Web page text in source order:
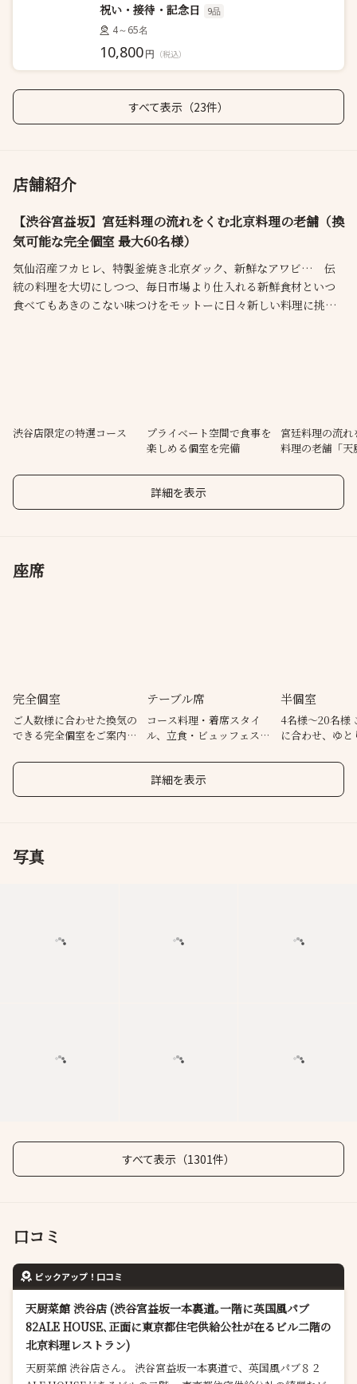
祝い・接待・記念日
9品
4～65名
10,800円 （税込）
すべて表示（23件）
店舗紹介
【渋谷宮益坂】宮廷料理の流れをくむ北京料理の老舗（換
気可能な完全個室 最大60名様）
気仙沼産フカヒレ、特製釜焼き北京ダック、新鮮なアワビ… 伝
統の料理を大切にしつつ、毎日市場より仕入れる新鮮食材といつ
食べてもあきのこない味つけをモットーに日々新しい料理に挑ん
渋谷店限定の特選コース
プライベート空間で食事を
楽しめる個室を完備
宮廷料理の流れ
料理の老舗「天
詳細を表示
座席
完全個室
ご人数様に合わせた換気の
できる完全個室をご案内致
テーブル席
コース料理・着席スタイ
ル、立食・ビュッフェスタ
ルで
半個室
4名様～20名様 ご利用人数
に合わせ、ゆ
詳細を表示
写真
すべて表示（1301件）
口コミ
ピックアップ！口コミ
天厨菜館 渋谷店 (渋谷宮益坂一本裏道｡一階に英国風パブ
82ALE HOUSE､正面に東京都住宅供給公社が在るビル二階の
北京料理レストラン)
天厨菜館 渋谷店さん。 渋谷宮益坂一本裏道で、英国風パブ８２